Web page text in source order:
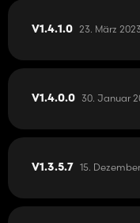
* Versteckte
* Diverse
* Alles vollkommen
* Eigene Ingame-Hilfe
erklärt.
* UND UND UND
gibt es über die
Rezepte! Diese müssen
V1.4.1.0 23. März 2023
V1.4.0.0 30. Januar
V1.3.5.7 15.